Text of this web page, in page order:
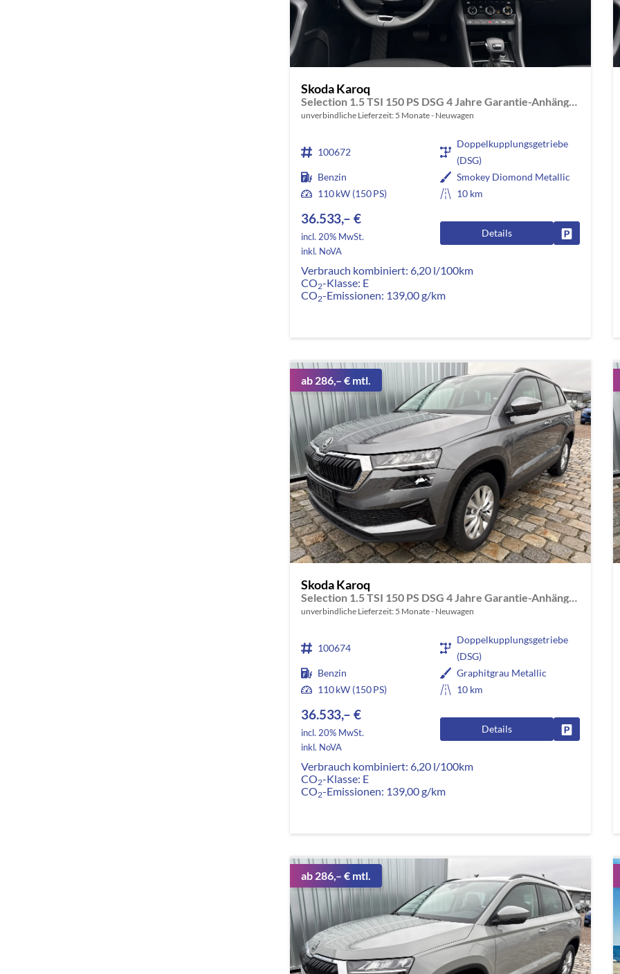
Skoda Karoq
Selection 1.5 TSI 150 PS DSG 4 Jahre Garantie-Anhängerkupplung-Keyless Start-AppleCarPlay-AndroidAuto-Sunset-Tempomat-2-Zonen-Klima-16''Alu
unverbindliche Lieferzeit: 5 Monate Neuwagen
100672
Doppelkupplungsgetriebe
(DSG)
Benzin
Smokey Diomond Metallic
110 kW (150 PS)
10 km
36.533,– €
incl. 20% MwSt.
inkl. NoVA
Details Fahrzeug
Verbrauch kombiniert: 6,20 l/100km
CO2-Klasse: E
CO2-Emissionen: 139,00 g/km
ab 286,– € mtl.
Skoda Karoq
Selection 1.5 TSI 150 PS DSG 4 Jahre Garantie-Anhängerkupplung-Keyless Start-AppleCarPlay-AndroidAuto-Sunset-Tempomat-2-Zonen-Klima-16''Alu
unverbindliche Lieferzeit: 5 Monate Neuwagen
100674
Doppelkupplungsgetriebe
(DSG)
Benzin
Graphitgrau Metallic
110 kW (150 PS)
10 km
36.533,– €
incl. 20% MwSt.
inkl. NoVA
Details Fahrzeug
Verbrauch kombiniert: 6,20 l/100km
CO2-Klasse: E
CO2-Emissionen: 139,00 g/km
ab 286,– € mtl.